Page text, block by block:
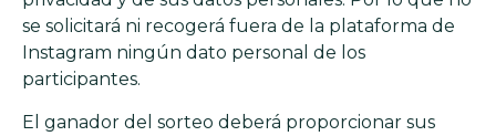
se solicitará ni recogerá fuera de la plataforma de
Instagram ningún dato personal de los
participantes.
El ganador del sorteo deberá proporcionar sus